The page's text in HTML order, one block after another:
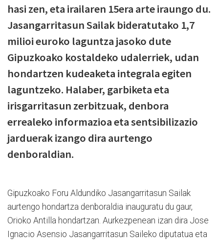
hasi zen, eta irailaren 15era arte iraungo du.
Jasangarritasun Sailak bideratutako 1,7
milioi euroko laguntza jasoko dute
Gipuzkoako kostaldeko udalerriek, udan
hondartzen kudeaketa integrala egiten
laguntzeko. Halaber, garbiketa eta
irisgarritasun zerbitzuak, denbora
errealeko informazioa eta sentsibilizazio
jarduerak izango dira aurtengo
denboraldian.
Gipuzkoako Foru Aldundiko Jasangarritasun Sailak
aurtengo hondartza denboraldia inauguratu du gaur,
Orioko Antilla hondartzan. Aurkezpenean izan dira Jose
Ignacio Asensio Jasangarritasun Saileko diputatua eta